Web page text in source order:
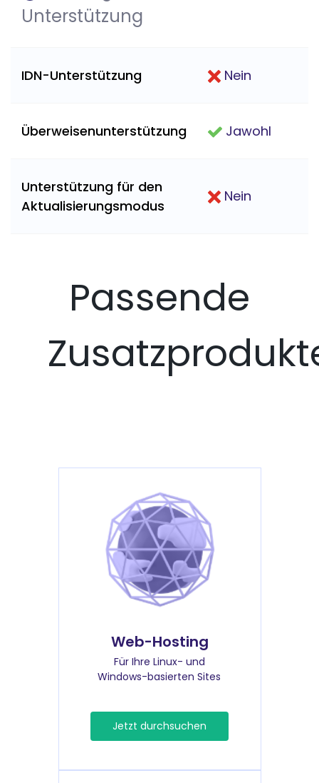
Unterstützung
IDN-Unterstützung Nein
Überweisenunterstützung Jawohl
Unterstützung für den
Aktualisierungsmodus
Nein
Passende
Web-Hosting
Für Ihre Linux- und
Windows-basierten Sites
Jetzt durchsuchen